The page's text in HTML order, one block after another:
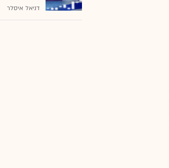
דניאל איסלר